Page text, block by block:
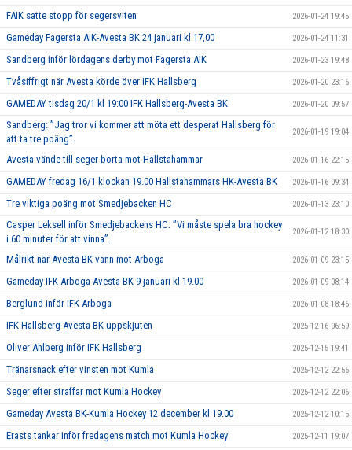
FAIK satte stopp för segersviten 2026-01-24 19:45
Gameday Fagersta AIK-Avesta BK 24 januari kl 17,00 2026-01-24 11:31
Sandberg inför lördagens derby mot Fagersta AIK 2026-01-23 19:48
Tvåsiffrigt när Avesta körde över IFK Hallsberg 2026-01-20 23:16
GAMEDAY tisdag 20/1 kl 19:00 IFK Hallsberg-Avesta BK 2026-01-20 09:57
Sandberg: ”Jag tror vi kommer att möta ett desperat Hallsberg för
att ta tre poäng”.
2026-01-19 19:04
Avesta vände till seger borta mot Hallstahammar 2026-01-16 22:15
GAMEDAY fredag 16/1 klockan 19.00 Hallstahammars HK-Avesta BK 2026-01-16 09:34
Tre viktiga poäng mot Smedjebacken HC 2026-01-13 23:10
Casper Leksell inför Smedjebackens HC: ”Vi måste spela bra hockey
i 60 minuter för att vinna”.
2026-01-12 18:30
Målrikt när Avesta BK vann mot Arboga 2026-01-09 23:15
Gameday IFK Arboga-Avesta BK 9 januari kl 19.00 2026-01-09 08:14
Berglund inför IFK Arboga 2026-01-08 18:46
IFK Hallsberg-Avesta BK uppskjuten 2025-12-16 06:59
Oliver Ahlberg inför IFK Hallsberg 2025-12-15 19:41
Tränarsnack efter vinsten mot Kumla 2025-12-12 22:56
Seger efter straffar mot Kumla Hockey 2025-12-12 22:06
Gameday Avesta BK-Kumla Hockey 12 december kl 19.00 2025-12-12 10:15
Erasts tankar inför fredagens match mot Kumla Hockey 2025-12-11 19:07